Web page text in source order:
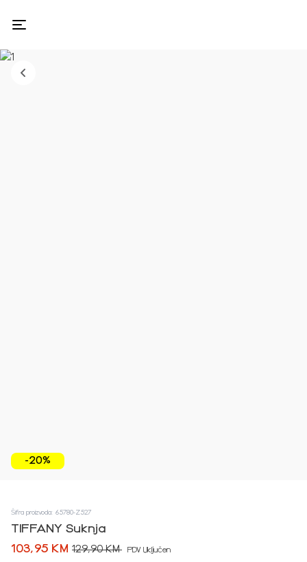
-20%
Šifra proizvoda: 65780-Z527
TIFFANY Suknja
103,95 KM 129,90 KM PDV Uključen